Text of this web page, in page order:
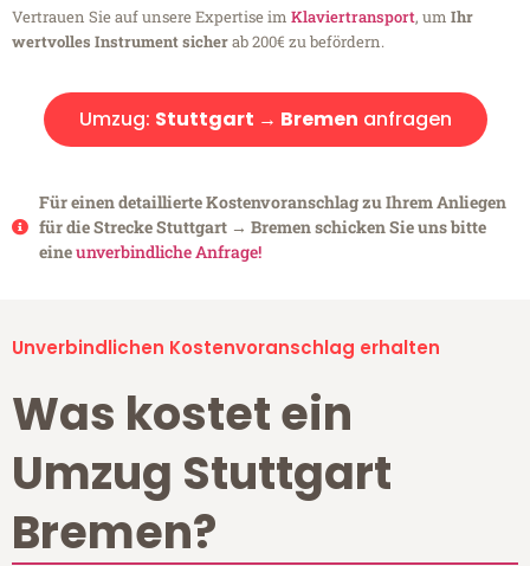
Vertrauen Sie auf unsere Expertise im Klaviertransport, um Ihr
wertvolles Instrument sicherab 200€ zu befördern.
Umzug: Stuttgart → Bremen anfragen
Für einen detaillierte Kostenvoranschlag zu Ihrem Anliegen
für die Strecke Stuttgart → Bremen schicken Sie uns bitte
eineunverbindliche Anfrage!
Unverbindlichen Kostenvoranschlag erhalten
Was kostet ein
Umzug Stuttgart
Bremen?